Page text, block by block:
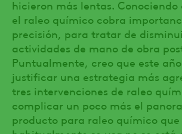
hicieron más lentas. Conociendo
el raleo químico cobra
precisión, para tratar de
actividades de mano de obra
Puntualmente, creo que este
justificar una estrategia más
tres intervenciones de raleo
complicar un poco más el
producto para raleo químico que